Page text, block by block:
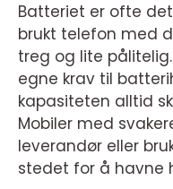
Batteriet er ofte
brukt telefon med
treg og lite
egne krav til
kapasiteten alltid
Mobiler med
leverandør eller
stedet for å havne